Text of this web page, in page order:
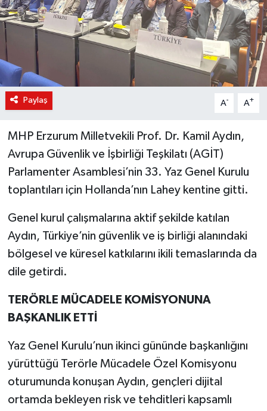
Paylaş A- A+
MHP Erzurum Milletvekili Prof. Dr. Kamil Aydın,
Avrupa Güvenlik ve İşbirliği Teşkilatı (AGİT)
Parlamenter Asamblesi’nin 33. Yaz Genel Kurulu
toplantıları için Hollanda’nın Lahey kentine gitti.
Genel kurul çalışmalarına aktif şekilde katılan
Aydın, Türkiye’nin güvenlik ve iş birliği alanındaki
bölgesel ve küresel katkılarını ikili temaslarında da
dile getirdi.
TERÖRLE MÜCADELE KOMİSYONUNA
BAŞKANLIK ETTİ
Yaz Genel Kurulu’nun ikinci gününde başkanlığını
yürüttüğü Terörle Mücadele Özel Komisyonu
oturumunda konuşan Aydın, gençleri dijital
ortamda bekleyen risk ve tehditleri kapsamlı
Medya
Politika
Sağlık
Türkiye
YEREL